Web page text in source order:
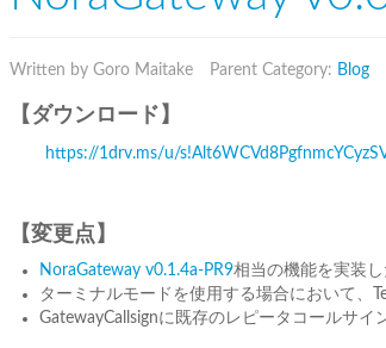
Written by Goro Maitake Parent Category: Blog
【ダウンロード】
https://1drv.ms/u/
【変更点】
NoraGateway v0.1.4a-PR9相当の機能を実装し
ターミナルモードを使用する場合において、
GatewayCallsignに既存のレピータコールサ